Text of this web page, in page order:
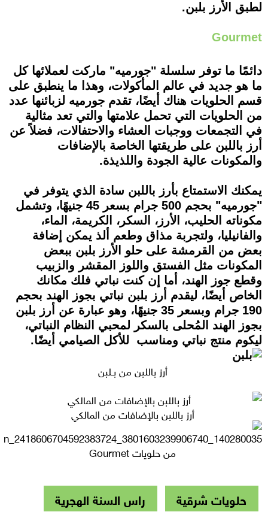
لطبق الأرز بلبن.
Gourmet
دائمًا ما توفر سلسلة "جورميه" ماركت لعملائها كل
ما هو جديد في عالم المأكولات، وهذا ما ينطبق على
قسم الحلويات هناك أيضًا، تقدم جورميه لزبائنها عدد
من الحلويات التي تحمل علامتها والتي تعد مثالية
في التجمعات ووجبات العشاء والاحتفالات، فضلاً عن
أرز باللبن على طريقتها الخاصة بالإضافات
والمكونات عالية الجودة واللذيذة.
يمكنك الاستمتاع بأرز باللبن سادة الذي يتوفر في
"جورميه" بحجم 500 جرام بسعر 45 جنيهًا، وتشمل
مكوناته الحليب، الأرز، السكر، الكريمة، الماء،
والفانيليا، ولتجربة مذاق وطعم ألذ يمكن إضافة
بعض من القرمشة على حلو الأرز بلبن ببعض
المكونات مثل الفستق واللوز المقشر والزبيب
وقطع جوز الهند، أما إن كنت نباتي فلك مكانك
الخاص أيضًا، ليقدم أرز بلبن نباتي بجوز الهند بحجم
190 جرام وبسعر 35 جنيهًا، وهو عبارة عن أرز بلبن
بجوز الهند المُحلى بالسكر لمحبي النظام النباتي،
ليكوم منتج نباتي ومناسب للأكل الصيامي أيضًا.
أرز باللبن من بـلبن
أرز باللبن بالإضافات من المالكي
من حلويات Gourmet
حلويات شرقية راس السنة الهجرية